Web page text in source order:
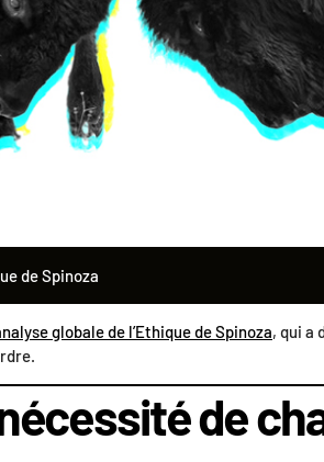
de Spinoza
globale de l’Ethique de Spinoza, qui a
de